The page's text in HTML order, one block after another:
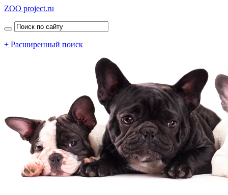
ZOO project.ru
+ Расширенный поиск